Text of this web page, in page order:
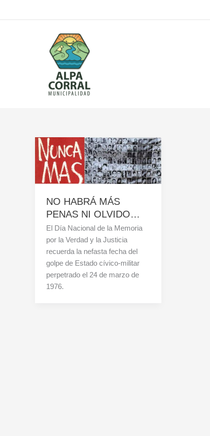
NO HABRÁ MÁS
PENAS NI OLVIDO…
El Día Nacional de la Memoria
por la Verdad y la Justicia
recuerda la nefasta fecha del
golpe de Estado cívico-militar
perpetrado el 24 de marzo de
1976.